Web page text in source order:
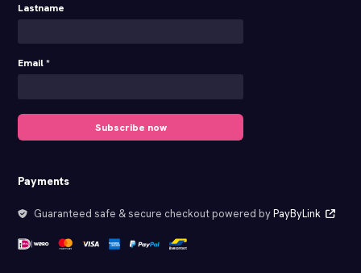
Lastname
Email *
Subscribe now
Payments
Guaranteed safe & secure checkout powered byPayByLink